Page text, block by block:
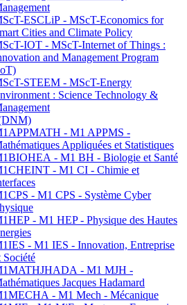
ESCLiP - MScT-Economics for
Cities and Climate Policy
IOT - MScT-Internet of Things :
and Management Program
STEEM - MScT-Energy
: Science Technology &
- M1 APPMS -
Appliquées et Statistiques
- M1 BH - Biologie et Santé
- M1 CI - Chimie et
- M1 CPS - Système Cyber
- M1 HEP - Physique des Hautes
- M1 IES - Innovation, Entreprise
Société
- M1 MJH -
Jacques Hadamard
- M1 Mech - Mécanique